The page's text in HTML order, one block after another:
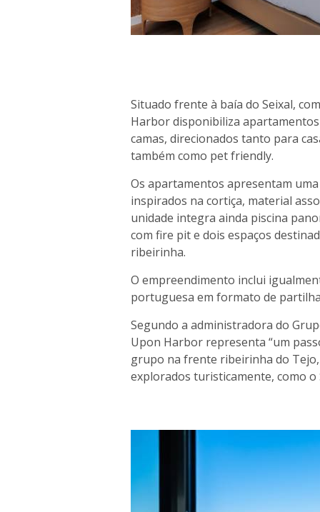
Situado frente à baía do Seixal,
Harbor disponibiliza
camas, direcionados tanto para
também como pet friendly.
Os apartamentos apresentam
inspirados na cortiça, material
unidade integra ainda piscina
com fire pit e dois espaços
ribeirinha.
O empreendimento inclui
portuguesa em formato de
Segundo a administradora do
Upon Harbor representa “um
grupo na frente ribeirinha do
explorados turisticamente, como o